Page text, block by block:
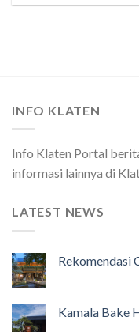
INFO KLATEN
Info Klaten Portal
informasi lainnya di
LATEST NEWS
Rekomendasi
Kamala Bake